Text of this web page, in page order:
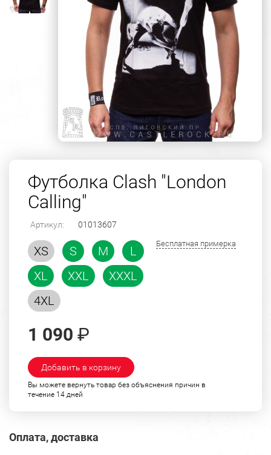
Футболка Clash "London
Calling"
Артикул: 01013607
XS S M
L
XL
XXL
XXXL
4XL
Бесплатная примерка
1 090 ₽
Добавить в корзину
Вы можете вернуть товар без объяснения причин в
течение 14 дней
Оплата, доставка